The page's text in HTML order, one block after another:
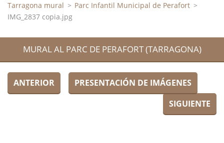
Tarragona mural > Parc Infantil Municipal de Perafort >
IMG_2837 copia.jpg
MURAL AL PARC DE PERAFORT (TARRAGONA)
ANTERIOR
PRESENTACIÓN DE IMÁGENES
SIGUIENTE